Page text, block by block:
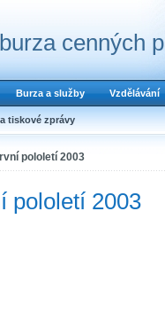
cenných
Burza a služby Vzdělávání
tiskové zprávy
pololetí 2003
pololetí 2003